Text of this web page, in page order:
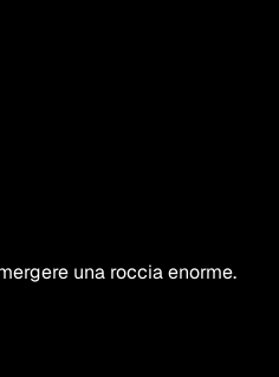
una roccia enorme.